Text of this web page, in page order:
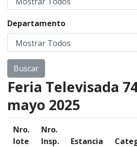
Departamento
Feria Televisada
mayo 2025
Nro.
lote
Nro.
Insp.
Estancia